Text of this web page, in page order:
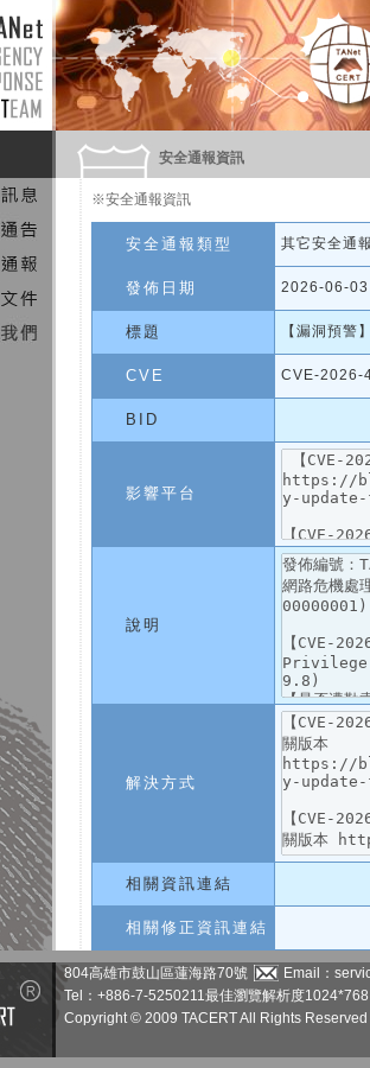
安全通報資訊
※安全通報資訊
安全通報類型 其它安全通
發佈日期 2026-06-03
標題 【漏洞預
CVE CVE-2026-
BID
影響平台
說明
解決方式
相關資訊連結
相關修正資訊連結
804高雄市鼓山區蓮海路70號
Email：
Tel：+886-7-5250211最佳瀏覽解析度
Copyright © 2009 TACERT All Rights Reserved